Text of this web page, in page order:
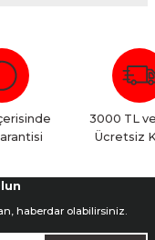
3000 TL
Ücretsiz
haberdar olabilirsiniz.